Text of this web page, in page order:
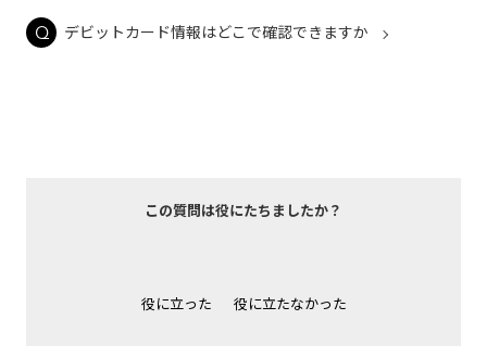
デビットカード情報はどこで確認できますか
この質問は役にたちましたか？
役に立った 役に立たなかった